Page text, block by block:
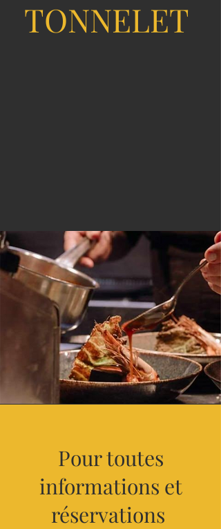
TONNELET
Pour toutes
informations et
réservations